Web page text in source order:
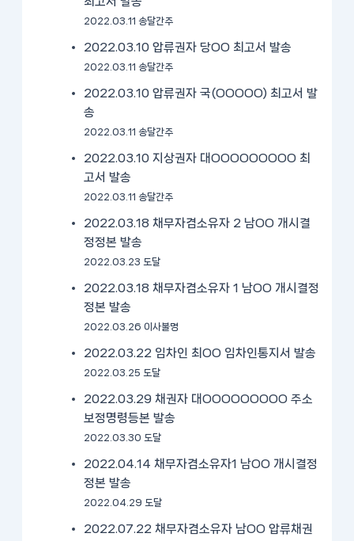
2022.03.11 송달간주
2022.03.10 압류권자 당OO 최고서 발송
2022.03.11 송달간주
2022.03.10 압류권자 국(OOOOO) 최고서 발
송
2022.03.11 송달간주
2022.03.10 지상권자 대OOOOOOOOO 최
고서 발송
2022.03.11 송달간주
2022.03.18 채무자겸소유자 2 남OO 개시결
정정본 발송
2022.03.23 도달
2022.03.18 채무자겸소유자 1 남OO 개시결정
정본 발송
2022.03.26 이사불명
2022.03.22 임차인 최OO 임차인통지서 발송
2022.03.25 도달
2022.03.29 채권자 대OOOOOOOOO 주소
보정명령등본 발송
2022.03.30 도달
2022.04.14 채무자겸소유자1 남OO 개시결정
정본 발송
2022.04.29 도달
2022.07.22 채무자겸소유자 남OO 압류채권